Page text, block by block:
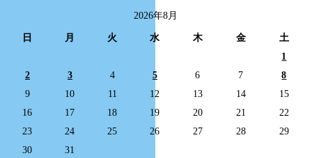
2026年8月
日 月 火 水 木 金
土
1
2
3 4 5 6 7
8
9
10 11 12 13 14
15
16
17 18 19 20 21
22
23
24 25 26 27 28
29
30
31